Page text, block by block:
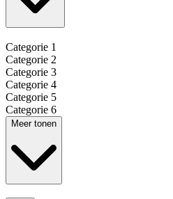
Categorie 1
Categorie 2
Categorie 3
Categorie 4
Categorie 5
Categorie 6
Meer tonen